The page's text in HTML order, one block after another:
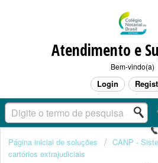
Bem-vindo(a)
Login
Página inicial de soluções
CANP -
cartórios extrajudiciais